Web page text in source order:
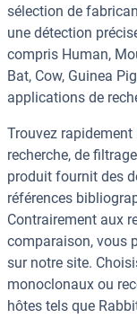
sélection de
une détection
compris Human,
Bat, Cow, Guinea
applications de
Trouvez
recherche, de
produit fournit des
références
Contrairement aux
comparaison, vous
sur notre site.
monoclonaux ou
hôtes tels que